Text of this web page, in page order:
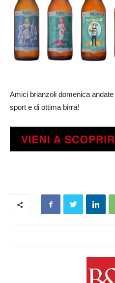
Amici brianzoli domenica
sport e di ottima birra!